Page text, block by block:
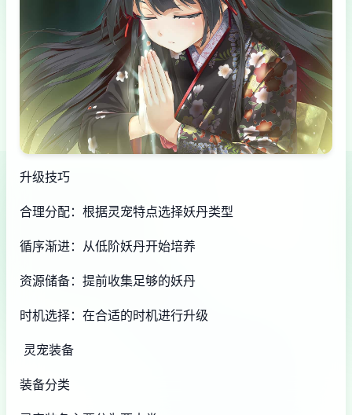
升级技巧
合理分配：根据灵宠特点选择妖丹类型
循序渐进：从低阶妖丹开始培养
资源储备：提前收集足够的妖丹
时机选择：在合适的时机进行升级
灵宠装备
装备分类